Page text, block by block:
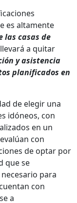
es altamente
las casas de
a quitar
y asistencia
planificados en
de elegir una
idóneos, con
en un
con
de optar por
que se
para
con
a